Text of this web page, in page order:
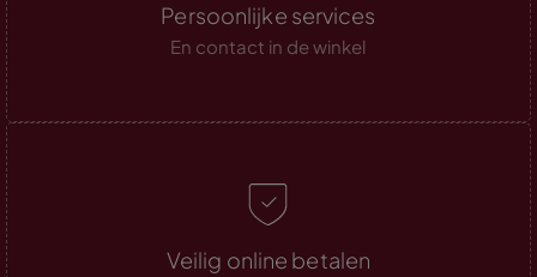
Persoonlijke services
En contact in de winkel
Veilig online betalen